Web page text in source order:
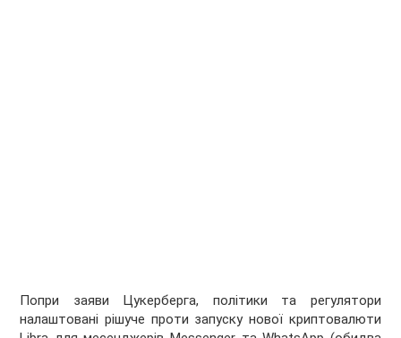
Попри заяви Цукерберга, політики та регулятори
налаштовані рішуче проти запуску нової криптовалюти